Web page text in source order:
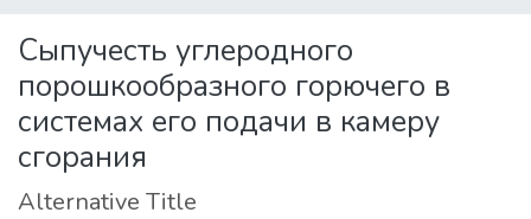
Statistics
Сыпучесть углеродного
порошкообразного горючего в
системах его подачи в камеру
сгорания
Alternative Title